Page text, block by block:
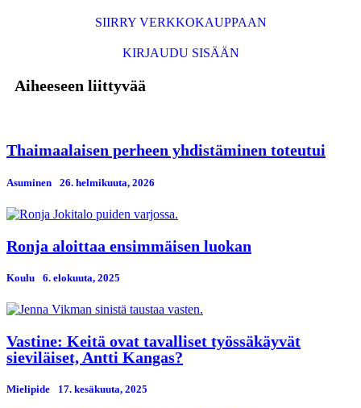
SIIRRY VERKKOKAUPPAAN
KIRJAUDU SISÄÄN
Aiheeseen liittyvää
Thaimaalaisen perheen yhdistäminen toteutui
Asuminen 26. helmikuuta, 2026
Ronja aloittaa ensimmäisen luokan
Koulu 6. elokuuta, 2025
Vastine: Keitä ovat tavalliset työssäkäyvät
sieviläiset, Antti Kangas?
Mielipide 17. kesäkuuta, 2025